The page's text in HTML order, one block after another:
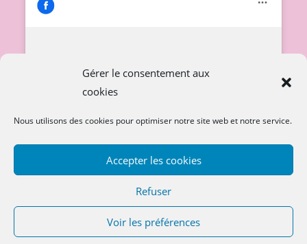
Gérer le consentement aux
cookies
Nous utilisons des cookies pour optimiser notre site web et notre service.
Accepter les cookies
Refuser
Voir les préférences
Cliquez pour accepter les cookies
marketing et activer ce contenu
Copyright 2026